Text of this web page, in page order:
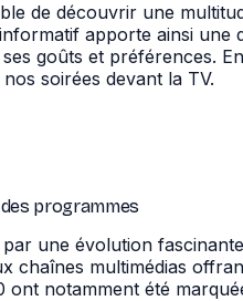
de découvrir une
apporte ainsi
goûts et préférences.
soirées devant la TV.
programmes
par une évolution
chaînes multimédias
notamment été